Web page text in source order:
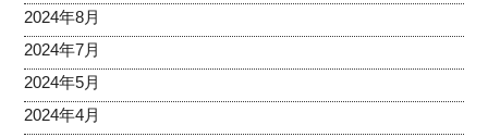
2024年8月
2024年7月
2024年5月
2024年4月